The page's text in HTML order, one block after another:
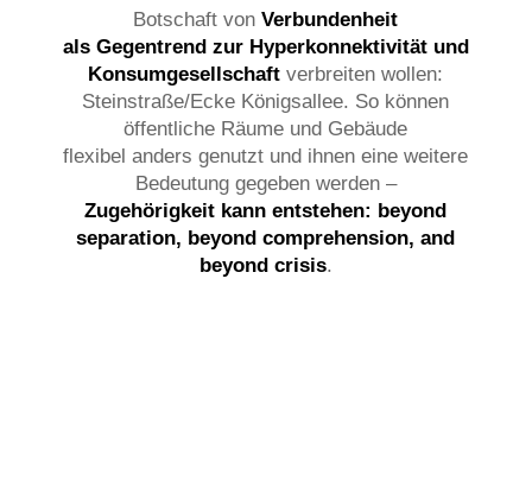
Botschaft vonVerbundenheit
als Gegentrend zur Hyperkonnektivität und
Konsumgesellschaft verbreiten wollen:
Steinstraße/Ecke Königsallee. So können
öffentliche Räume und Gebäude
flexibel anders genutzt und ihnen eine weitere
Bedeutung gegeben werden –
Zugehörigkeit kann entstehen: beyond
separation, beyond comprehension, and
beyond crisis.